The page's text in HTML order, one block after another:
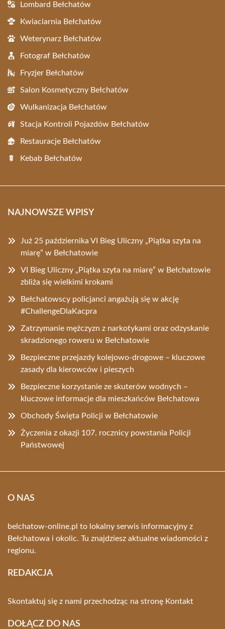
Lombard Bełchatów
Kwiaciarnia Bełchatów
Weterynarz Bełchatów
Fotograf Bełchatów
Fryzjer Bełchatów
Salon Kosmetyczny Bełchatów
Wulkanizacja Bełchatów
Stacja Kontroli Pojazdów Bełchatów
Restauracje Bełchatów
Kebab Bełchatów
NAJNOWSZE WPISY
Już 25 października VI Bieg Uliczny „Piątka szyta na
miarę” w Bełchatowie
VI Bieg Uliczny „Piątka szyta na miarę” w Bełchatowie
zbliża się wielkimi krokami
Bełchatowscy policjanci angażują się w akcję
#ChallengeDlaKacpra
Zatrzymanie mężczyzn z narkotykami oraz odzyskanie
skradzionego roweru w Bełchatowie
Bezpieczne przejazdy kolejowo-drogowe – kluczowe
zasady dla kierowców i pieszych
Bezpieczne korzystanie ze skuterów wodnych –
kluczowe informacje dla mieszkańców Bełchatowa
Obchody Święta Policji w Bełchatowie
Życzenia z okazji 107. rocznicy powstania Policji
Państwowej
O NAS
belchatow-online.pl to lokalny serwis informacyjny z
Bełchatowa i okolic. Tu znajdziesz aktualne wiadomości z
regionu.
REDAKCJA
Skontaktuj się z nami przechodząc na stronę Kontakt
DOŁĄCZ DO NAS